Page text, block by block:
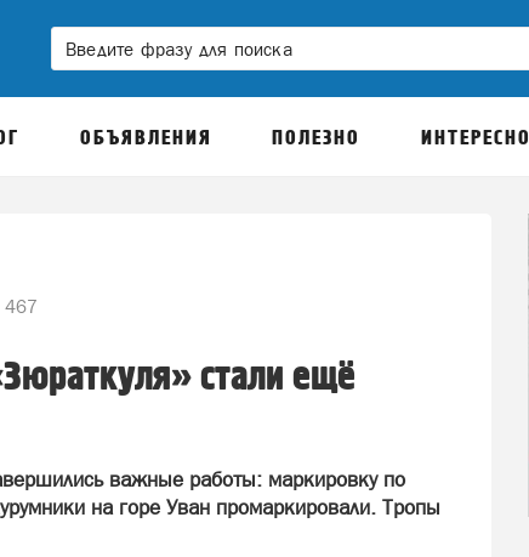
ОБЪЯВЛЕНИЯ ПОЛЕЗНО ИНТЕРЕСНО
467
стали ещё
важные работы: маркировку по
на горе Уван промаркировали. Тропы